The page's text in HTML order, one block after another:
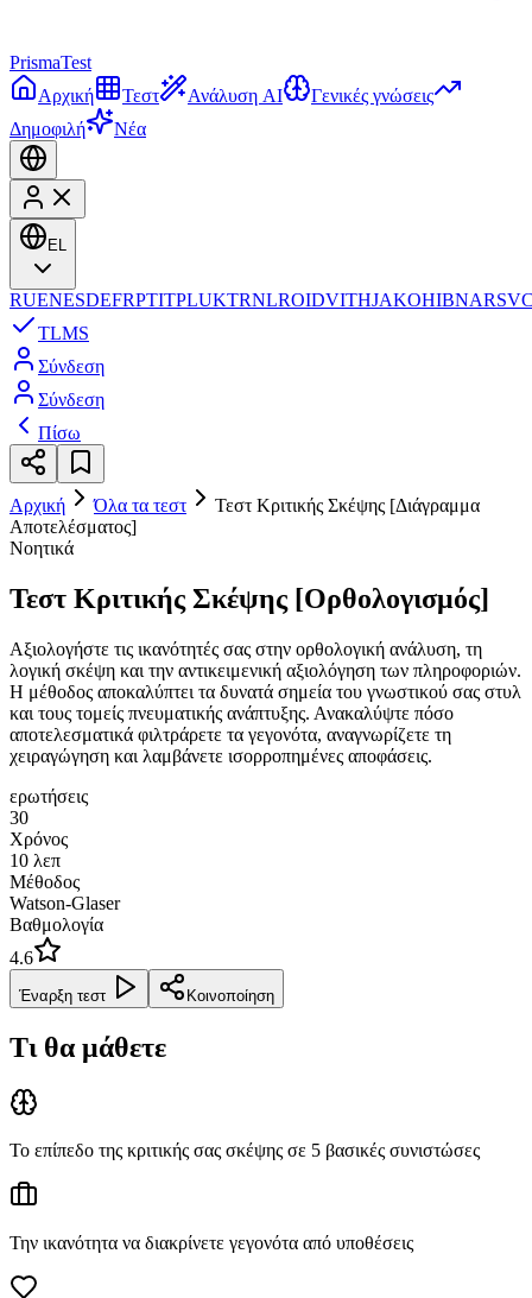
PrismaTest
Αρχική
Τεστ Ανάλυση AI
Γενικές γνώσεις
Δημοφιλή
Νέα
EL
RUENESDEFRPTITPLUKTRNLROIDVITHJAKOHIBNARSV
TLMS
Σύνδεση
Σύνδεση
Πίσω
Αρχική Όλα τα τεστ
Τεστ Κριτικής Σκέψης [Διάγραμμα
Αποτελέσματος]
Νοητικά
Τεστ Κριτικής Σκέψης [Ορθολογισμός]
Αξιολογήστε τις ικανότητές σας στην ορθολογική ανάλυση, τη
λογική σκέψη και την αντικειμενική αξιολόγηση των πληροφοριών.
Η μέθοδος αποκαλύπτει τα δυνατά σημεία του γνωστικού σας στυλ
και τους τομείς πνευματικής ανάπτυξης. Ανακαλύψτε πόσο
αποτελεσματικά φιλτράρετε τα γεγονότα, αναγνωρίζετε τη
χειραγώγηση και λαμβάνετε ισορροπημένες αποφάσεις.
ερωτήσεις
30
Χρόνος
10 λεπ
Μέθοδος
Watson-Glaser
Βαθμολογία
4.6
Έναρξη τεστ Κοινοποίηση
Τι θα μάθετε
Το επίπεδο της κριτικής σας σκέψης σε 5 βασικές συνιστώσες
Την ικανότητα να διακρίνετε γεγονότα από υποθέσεις